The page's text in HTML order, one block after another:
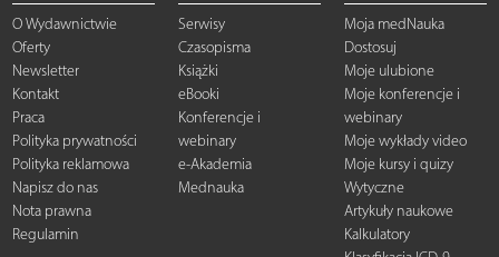
O Wydawnictwie
Oferty
Newsletter
Kontakt
Praca
Polityka prywatności
Polityka reklamowa
Napisz do nas
Nota prawna
Regulamin
Serwisy
Czasopisma
Książki
eBooki
Konferencje i
webinary
e-Akademia
Mednauka
Moja medNauka
Dostosuj
Moje ulubione
Moje konferencje i
webinary
Moje wykłady video
Moje kursy i quizy
Wytyczne
Artykuły naukowe
Kalkulatory